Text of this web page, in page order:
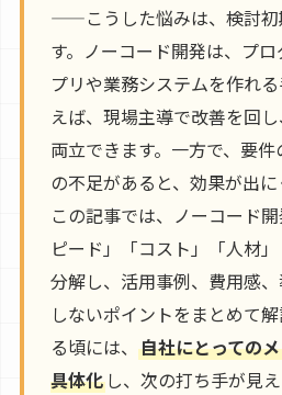
——こうした悩みは、検討初
す。ノーコード開発は、プ
プリや業務システムを作れ
えば、現場主導で改善を回
両立できます。一方で、要
の不足があると、効果が出に
この記事では、ノーコード
ピード」「コスト」「人材
分解し、活用事例、費用感
しないポイントをまとめて
る頃には、 自社にとっての
具体化し、次の打ち手が見え